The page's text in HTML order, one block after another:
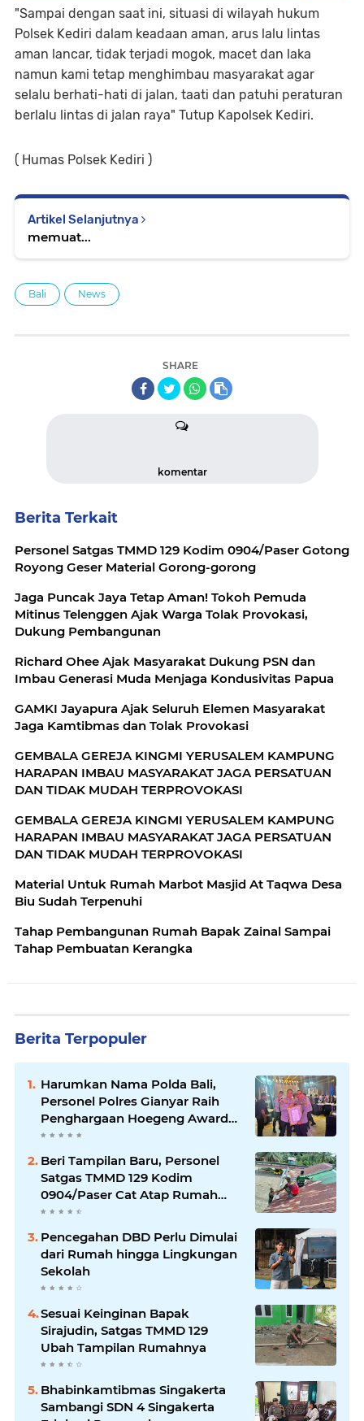
"Sampai dengan saat ini, situasi di wilayah hukum
Polsek Kediri dalam keadaan aman, arus lalu lintas
aman lancar, tidak terjadi mogok, macet dan laka
namun kami tetap menghimbau masyarakat agar
selalu berhati-hati di jalan, taati dan patuhi peraturan
berlalu lintas di jalan raya" Tutup Kapolsek Kediri.
( Humas Polsek Kediri )
Artikel Selanjutnya
memuat...
Bali News
SHARE
komentar
Berita Terkait
Personel Satgas TMMD 129 Kodim 0904/Paser Gotong
Royong Geser Material Gorong-gorong
Jaga Puncak Jaya Tetap Aman! Tokoh Pemuda
Mitinus Telenggen Ajak Warga Tolak Provokasi,
Dukung Pembangunan
Richard Ohee Ajak Masyarakat Dukung PSN dan
Imbau Generasi Muda Menjaga Kondusivitas Papua
GAMKI Jayapura Ajak Seluruh Elemen Masyarakat
Jaga Kamtibmas dan Tolak Provokasi
GEMBALA GEREJA KINGMI YERUSALEM KAMPUNG
HARAPAN IMBAU MASYARAKAT JAGA PERSATUAN
DAN TIDAK MUDAH TERPROVOKASI
GEMBALA GEREJA KINGMI YERUSALEM KAMPUNG
HARAPAN IMBAU MASYARAKAT JAGA PERSATUAN
DAN TIDAK MUDAH TERPROVOKASI
Material Untuk Rumah Marbot Masjid At Taqwa Desa
Biu Sudah Terpenuhi
Tahap Pembangunan Rumah Bapak Zainal Sampai
Tahap Pembuatan Kerangka
Berita Terpopuler
Harumkan Nama Polda Bali,
Personel Polres Gianyar Raih
Penghargaan Hoegeng Awards
2026
Beri Tampilan Baru, Personel
Satgas TMMD 129 Kodim
0904/Paser Cat Atap Rumah
Marbot
Pencegahan DBD Perlu Dimulai
dari Rumah hingga Lingkungan
Sekolah
Sesuai Keinginan Bapak
Sirajudin, Satgas TMMD 129
Ubah Tampilan Rumahnya
Bhabinkamtibmas Singakerta
Sambangi SDN 4 Singakerta